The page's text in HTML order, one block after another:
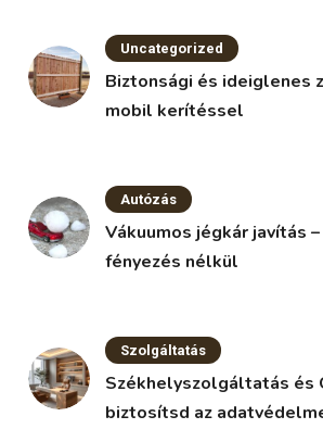
Uncategorized
Biztonsági és ideiglenes
mobil kerítéssel
Autózás
Vákuumos jégkár javítás
fényezés nélkül
Szolgáltatás
Székhelyszolgáltatás és
biztosítsd az